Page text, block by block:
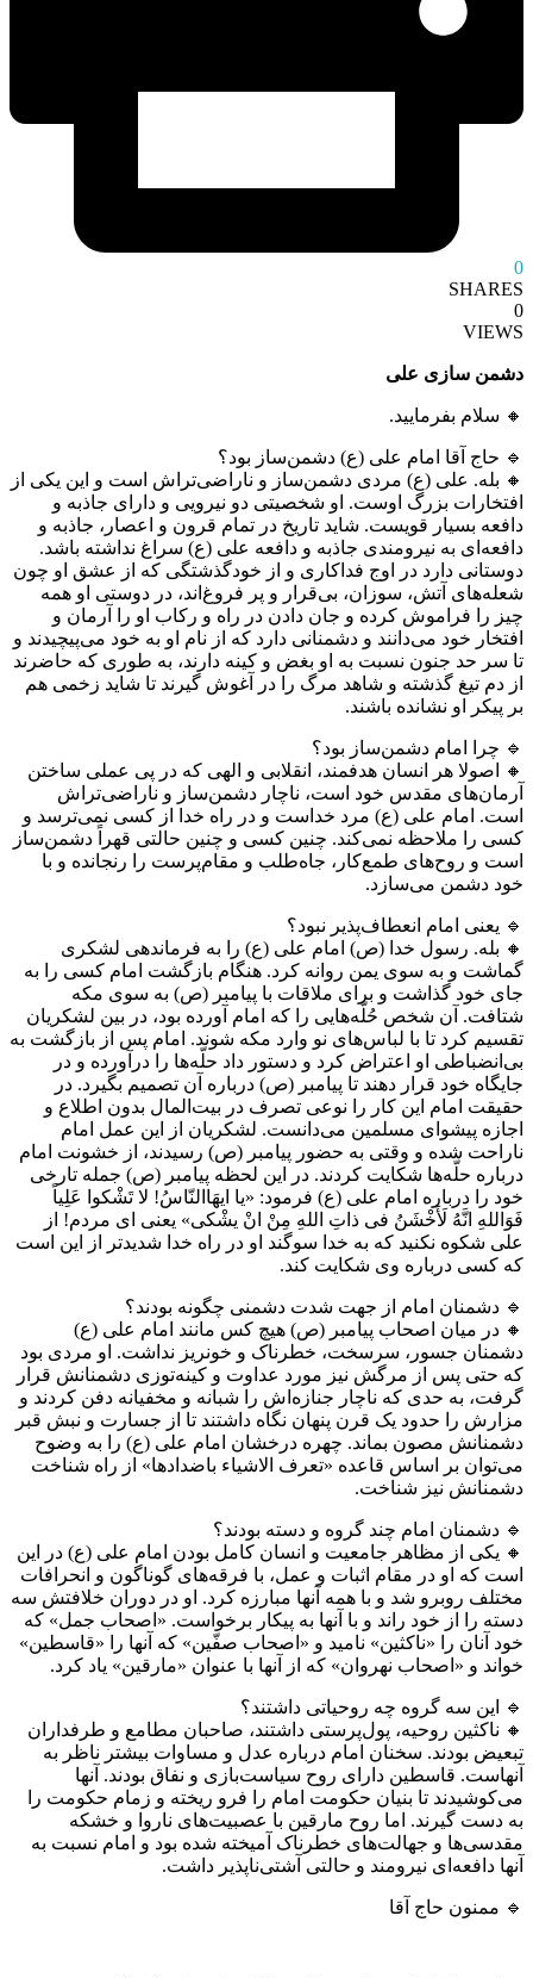
0
SHARES
0
VIEWS
دشمن سازی علی
🔸 سلام بفرمایید.
🔹 حاج آقا امام علی (ع) دشمن‌ساز بود؟
🔸 بله. علی (ع) مردی دشمن‌ساز و ناراضی‌‌تراش است و این یکی از
افتخارات بزرگ اوست. او شخصیتی دو نیرویی و دارای جاذبه و
دافعه بسیار قویست. شاید تاریخ در تمام قرون و اعصار، جاذبه و
دافعه‌ای به نیرومندی جاذبه و دافعه علی (ع) سراغ نداشته باشد.
دوستانی دارد در اوج فداکاری و از خودگذشتگی که از عشق او چون
شعله‌های آتش، سوزان، بی‌قرار و پر فروغ‌اند، در دوستی او همه
چیز را فراموش کرده‌ و جان دادن در راه و رکاب او را آرمان و
افتخار خود می‌دانند و دشمنانی دارد که از نام او به خود می‌پیچیدند و
تا سر حد جنون نسبت به او بغض و کینه دارند، به طوری که حاضرند
از دم تیغ گذشته و شاهد مرگ را در آغوش گیرند تا شاید زخمی هم
بر پیکر او نشانده باشند.
🔹 چرا امام دشمن‌ساز بود؟
🔸 اصولا هر انسان هدفمند، انقلابی و الهی که در پی عملی ساختن
آرمان‌های مقدس خود است، ناچار دشمن‌ساز و ناراضی‌تراش
است. امام علی (ع) مرد خداست و در راه خدا از کسی نمی‌ترسد و
کسی را ملاحظه نمی‌کند. چنین کسی و چنین حالتی قهراً دشمن‌ساز
است و روح‌های طمع‌کار، جاه‌طلب و مقام‌پرست را رنجانده و با
خود دشمن می‌سازد.
🔹 یعنی امام انعطاف‌پذیر نبود؟
🔸 بله. رسول خدا (ص) امام علی (ع) را به فرماندهی لشکری
گماشت و به سوی یمن روانه کرد. هنگام بازگشت امام کسی را به
جای خود گذاشت و برای ملاقات با پیامبر (ص) به سوی مکه
شتافت. آن شخص حُلّه‌هایی را که امام آورده بود، در بین لشکریان
تقسیم کرد تا با لباس‌های نو وارد مکه شوند. امام پس از بازگشت به
بی‌انضباطی او اعتراض کرد و دستور داد حلّه‌ها را درآورده و در
جایگاه خود قرار دهند تا پیامبر (ص) درباره آن تصمیم بگیرد. در
حقیقت امام این کار را نوعی تصرف در بیت‌المال بدون اطلاع و
اجازه پیشوای مسلمین می‌دانست. لشکریان از این عمل امام
ناراحت شده و وقتی به حضور پیامبر (ص) رسیدند، از خشونت امام
درباره حلّه‌ها شکایت کردند. در این لحظه پیامبر (ص) جمله تارخی
خود را درباره امام علی (ع) فرمود: «یا ایهَاالنّاسُ! لا تَشْکوا عَلِیاً
فَوَاللهِ انَّهُ لَأَخْشَنُ فی ذاتِ اللهِ مِنْ انْ یشْکی» یعنی ای مردم! از
علی شکوه نکنید که به خدا سوگند او در راه خدا شدیدتر از این است
که کسی درباره وی شکایت کند.
🔹 دشمنان امام از جهت شدت دشمنی چگونه بودند؟
🔸 در میان اصحاب پیامبر (ص) هیچ کس مانند امام علی (ع)
دشمنان جسور، سرسخت، خطرناک و خونریز نداشت. او مردی بود
که حتی پس از مرگش نیز مورد عداوت و کینه‌توزی دشمنانش قرار
گرفت، به حدی که ناچار جنازه‌اش را شبانه و مخفیانه دفن کردند و
مزارش را حدود یک قرن پنهان نگاه داشتند تا از جسارت و نبش قبر
دشمنانش مصون بماند. چهره درخشان امام علی (ع) را به وضوح
می‌توان بر اساس قاعده «تعرف الاشیاء باضدادها» از راه شناخت
دشمنانش نیز شناخت.
🔹 دشمنان امام چند گروه و دسته بودند؟
🔸 یکی از مظاهر جامعیت و انسان کامل بودن امام علی (ع) در این
است که او در مقام اثبات و عمل، با فرقه‌های گوناگون و انحرافات
مختلف روبرو شد و با همه آنها مبارزه کرد. او در دوران خلافتش سه
دسته را از خود راند و با آنها به پیکار برخواست. «اصحاب جمل» که
خود آنان را «ناکثین» نامید و «اصحاب صفّین» که آنها را «قاسطین»
خواند و «اصحاب نهروان» که از آنها با عنوان «مارقین» یاد کرد.
🔹 این سه گروه چه روحیاتی داشتند؟
🔸 ناکثین روحیه، پول‌پرستی داشتند، صاحبان مطامع و طرفداران
تبعیض بودند. سخنان امام درباره عدل و مساوات بیشتر ناظر به
آنهاست. قاسطین دارای روح سیاست‌‌بازی و نفاق بودند. آنها
می‌کوشیدند تا بنیان حکومت امام را فرو ریخته و زمام حکومت را
به دست گیرند. اما روح مارقین با عصبیت‌های ناروا و خشکه
مقدسی‌ها و جهالت‌های خطرناک آمیخته شده بود و امام نسبت به
آنها دافعه‌ای نیرومند و حالتی آشتی‌ناپذیر داشت.
🔹 ممنون حاج آقا